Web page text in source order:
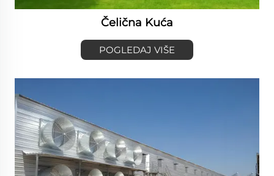
Čelična Kuća
POGLEDAJ VIŠE